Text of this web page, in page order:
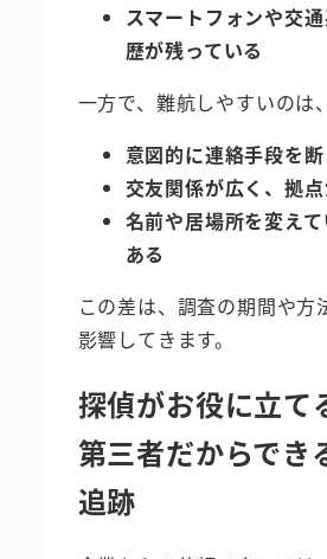
スマートフォンや交
歴が残っている
一方で、難航しやすいのは、
意図的に連絡手段を
交友関係が広く、拠
名前や居場所を変え
ある
この差は、調査の期間や方
影響してきます。
探偵がお役に立て
第三者だからでき
追跡